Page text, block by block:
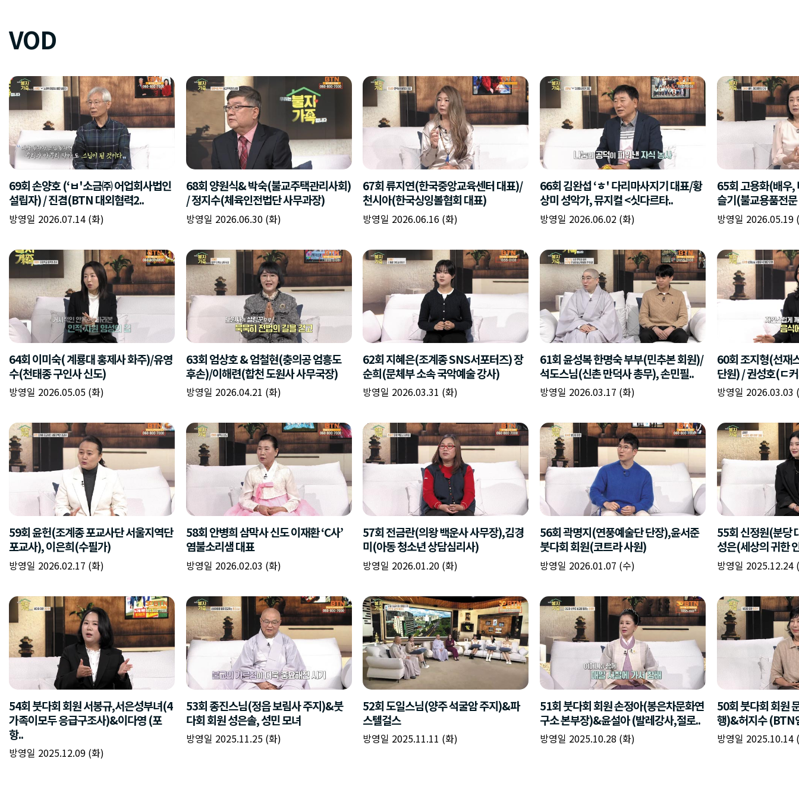
VOD
69회 손양호 (‘ㅂ'소금㈜ 어업회사법인
설립자) / 진겸(BTN 대외협력2..
방영일 2026.07.14 (화)
68회 양원식& 박숙(불교주택관리사회)
/ 정지수(체육인전법단 사무과장)
방영일 2026.06.30 (화)
67회 류지연(한국중앙교육센터 대표)/
천시아(한국싱잉볼협회 대표)
방영일 2026.06.16 (화)
66회 김완섭 ‘ㅎ' 다리마사지기 대표/황
상미 성악가, 뮤지컬 <싯다르타..
방영일 2026.06.02 (화)
65회 고용화(배우,
슬기(불교용품전
방영일 2026.05.19
64회 이미숙( 계룡대 홍제사 화주)/유영
수(천태종 구인사 신도)
방영일 2026.05.05 (화)
63회 엄상호 & 엄철현(충의공 엄흥도
후손)/이해련(합천 도원사 사무국장)
방영일 2026.04.21 (화)
62회 지혜은(조계종 SNS서포터즈) 장
순희(문체부 소속 국악예술 강사)
방영일 2026.03.31 (화)
61회 윤성복 한명숙 부부(민추본 회원)/
석도스님(신촌 만덕사 총무), 손민필..
방영일 2026.03.17 (화)
60회 조지형(선재
단원) / 권성호(ㄷ
방영일 2026.03.03
59회 윤헌(조계종 포교사단 서울지역단
포교사), 이은희(수필가)
방영일 2026.02.17 (화)
58회 안병희 삼막사 신도 이재환 ‘C사’
염불소리샘 대표
방영일 2026.02.03 (화)
57회 전금란(의왕 백운사 사무장),김경
미(아동 청소년 상담심리사)
방영일 2026.01.20 (화)
56회 곽명지(연풍예술단 단장),윤서준
붓다회 회원(코트라 사원)
방영일 2026.01.07 (수)
55회 신정원(분당
성은(세상의 귀한
방영일 2025.12.24
54회 붓다회 회원 서봉규,서은성부녀(4
가족이모두 응급구조사)&이다영 (포
항..
방영일 2025.12.09 (화)
53회 종진스님(정읍 보림사 주지)&붓
다회 회원 성은솔, 성민 모녀
방영일 2025.11.25 (화)
52회 도일스님(양주 석굴암 주지)&파
스텔걸스
방영일 2025.11.11 (화)
51회 붓다회 회원 손정아(봉은차문화연
구소 본부장)&윤설아 (발레강사,절로..
방영일 2025.10.28 (화)
50회 붓다회 회원
행)&허지수 (BTN
방영일 2025.10.14